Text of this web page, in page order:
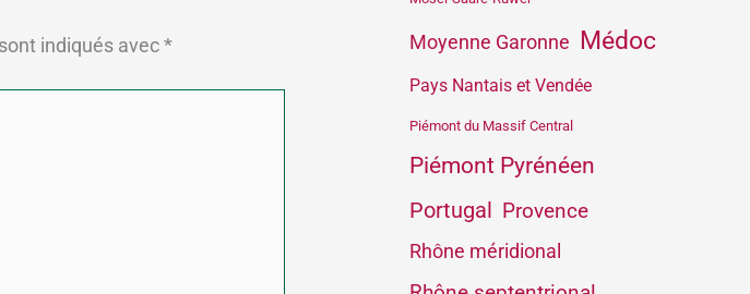
indiqués avec* Moyenne Garonne Médoc
Pays Nantais et Vendée
Piémont du Massif Central
Piémont Pyrénéen
Portugal Provence
Rhône méridional